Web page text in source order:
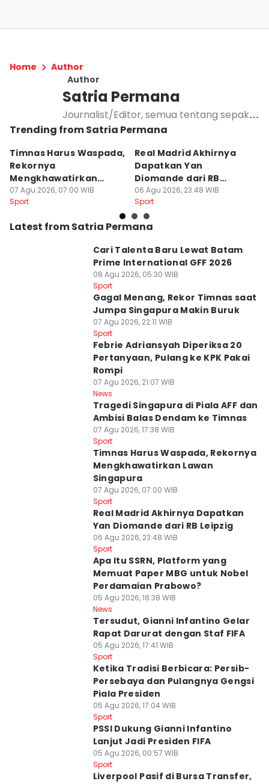
Home
Author
Author
Satria Permana
Journalist/Editor, semua tentang sepak
bola, MotoGP, Basket, Badminton, Voli.
olahraga nasional/internasional
Trending from Satria Permana
Timnas Harus Waspada,
Rekornya
Mengkhawatirkan
Lawan Singapura
07 Agu 2026, 07:00 WIB
Sport
Real Madrid Akhirnya
Dapatkan Yan
Diomande dari RB
Leipzig
06 Agu 2026, 23:48 WIB
Sport
Latest from Satria Permana
Cari Talenta Baru Lewat Batam
Prime International GFF 2026
08 Agu 2026, 05:30 WIB
Sport
Gagal Menang, Rekor Timnas saat
Jumpa Singapura Makin Buruk
07 Agu 2026, 22:11 WIB
Sport
Febrie Adriansyah Diperiksa 20
Pertanyaan, Pulang ke KPK Pakai
Rompi
07 Agu 2026, 21:07 WIB
News
Tragedi Singapura di Piala AFF dan
Ambisi Balas Dendam ke Timnas
07 Agu 2026, 17:38 WIB
Sport
Timnas Harus Waspada, Rekornya
Mengkhawatirkan Lawan
Singapura
07 Agu 2026, 07:00 WIB
Sport
Real Madrid Akhirnya Dapatkan
Yan Diomande dari RB Leipzig
06 Agu 2026, 23:48 WIB
Sport
Apa Itu SSRN, Platform yang
Memuat Paper MBG untuk Nobel
Perdamaian Prabowo?
05 Agu 2026, 18:38 WIB
News
Tersudut, Gianni Infantino Gelar
Rapat Darurat dengan Staf FIFA
05 Agu 2026, 17:41 WIB
Sport
Ketika Tradisi Berbicara: Persib-
Persebaya dan Pulangnya Gengsi
Piala Presiden
05 Agu 2026, 17:04 WIB
Sport
PSSI Dukung Gianni Infantino
Lanjut Jadi Presiden FIFA
05 Agu 2026, 00:57 WIB
Sport
Liverpool Pasif di Bursa Transfer,